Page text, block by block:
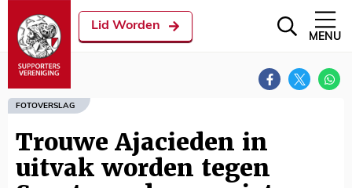
Lid Worden
MENU
FOTOVERSLAG
Trouwe Ajacieden in
uitvak worden tegen